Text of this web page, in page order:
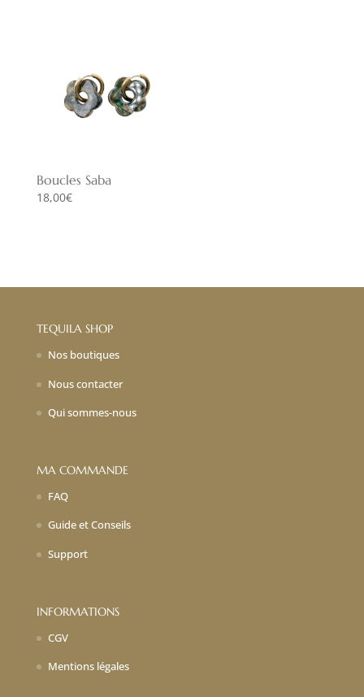
Boucles Saba
18,00€
TEQUILA SHOP
Nos boutiques
Nous contacter
Qui sommes-nous
MA COMMANDE
FAQ
Guide et Conseils
Support
INFORMATIONS
CGV
Mentions légales